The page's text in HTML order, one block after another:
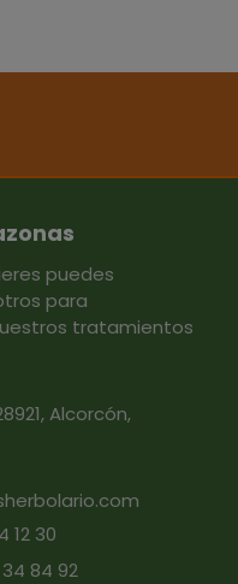
puedes
para
tratamientos
Alcorcón,
12 30
34 84 92